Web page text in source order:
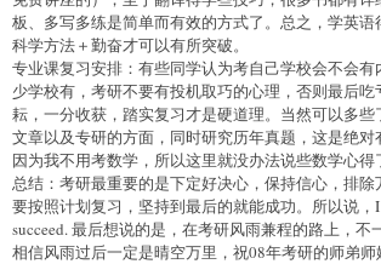
板、多写多练是简单而有效的方式了。总之，学英语
科学方法＋勤奋才可以有所突破。
专业课复习安排：有些同学认为考自己学校会不会有
少学校有，考研不要有投机取巧的心理，否则最后
耘，一分收获，踏实复习才是硬道理。当然可以多些
文章以及专研的方面，同时研究历年真题，这是绝对
因为我不用考数学，所以这里就没办法说些数学心得
总结：考研最重要的是下定好决心，保持信心，排除
要按照计划复习，坚持到最后的就能成功。所以说，I
succeed. 最后想说的是，在考研风雨兼程的路上，不
相信风雨过后一定是晴空万里，祝08年考研的师弟师